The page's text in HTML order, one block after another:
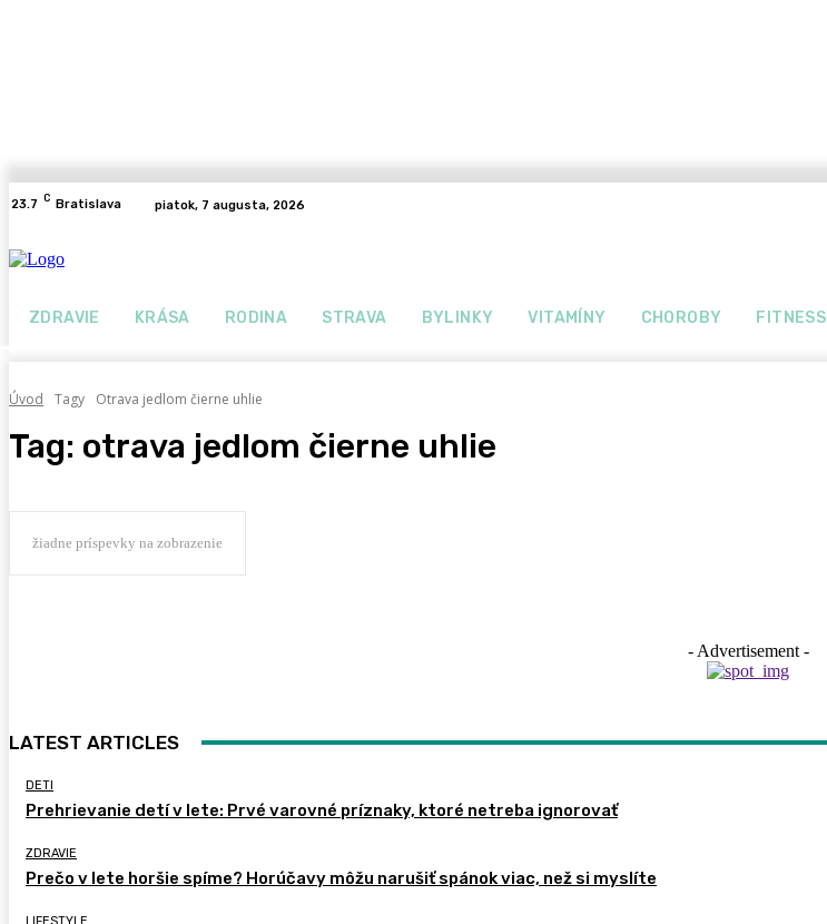
23.7 C Bratislava piatok, 7 augusta, 2026
ZDRAVIE KRÁSA RODINA STRAVA BYLINKY VITAMÍNY CHOROBY FITNESS
Úvod Tagy Otrava jedlom čierne uhlie
Tag: otrava jedlom čierne uhlie
žiadne príspevky na zobrazenie
- Advertisement -
LATEST ARTICLES
DETI
Prehrievanie detí v lete: Prvé varovné príznaky, ktoré netreba ignorovať
ZDRAVIE
Prečo v lete horšie spíme? Horúčavy môžu narušiť spánok viac, než si myslíte